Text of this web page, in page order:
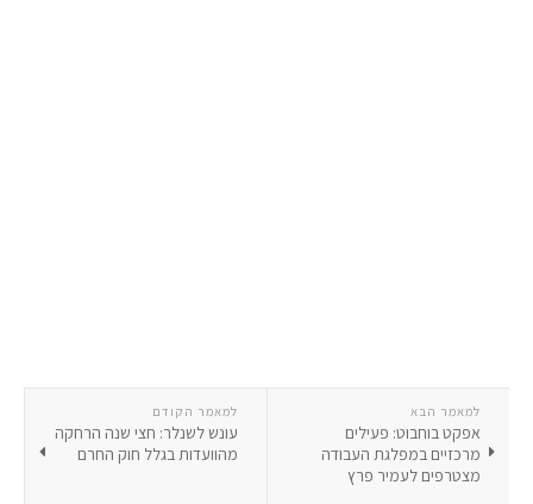
למאמר הקודם
עונש לשנלר: חצי שנה הרחקה
מהוועדות בגלל חוק החרם
למאמר הבא
אפקט בוחבוט: פעילים
מרכזיים במפלגת העבודה
מצטרפים לעמיר פרץ